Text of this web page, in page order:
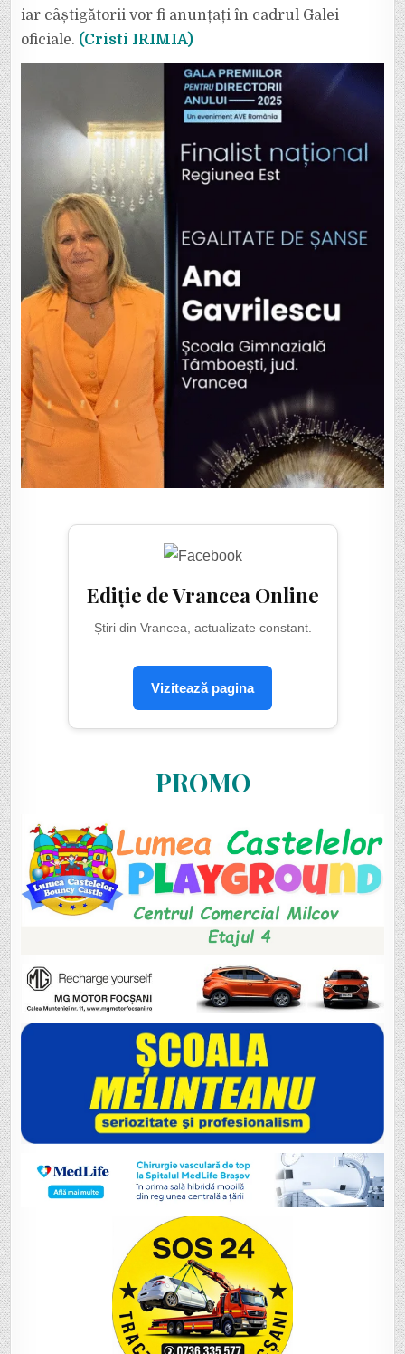
iar câștigătorii vor fi anunțați în cadrul Galei
oficiale. (Cristi IRIMIA)
Ediție de Vrancea Online
Știri din Vrancea, actualizate constant.
Vizitează pagina
PROMO